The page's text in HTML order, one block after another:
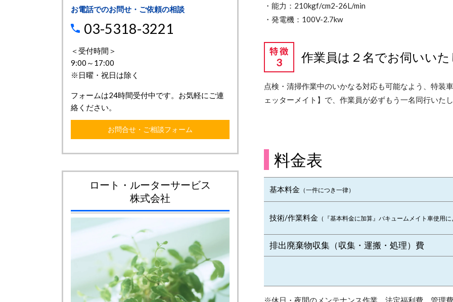
・能力：210kgf/cm2-26L/min
・発電機：100V-2.7kw
作業員は２名でお伺いい
点検・清掃作業中のいかなる対応も可能なよう、特装
ェッターメイト】で、作業員が必ずもう一名同行いた
料金表
基本料金 （一件につき一律）
技術/作業料金 （『基本料金に加算』バキュームメイト車使用
排出廃棄物収集（収集・運搬・処理）費
※休日・夜間のメンテナンス作業、法定福利費、管理費
お電話でのお問せ・ご依頼の相談
03-5318-3221
＜受付時間＞
9:00～17:00
※日曜・祝日は除く
フォームは24時間受付中です。お気軽にご連
絡ください。
お問合せ・ご相談フォーム
ロート・ルーターサービス
株式会社